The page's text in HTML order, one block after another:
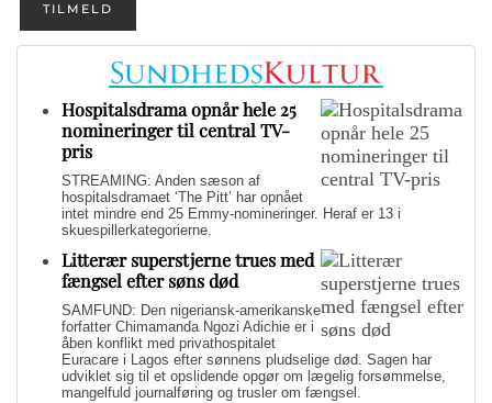
TILMELD
Hospitalsdrama opnår hele 25
nomineringer til central TV-
pris
STREAMING: Anden sæson af
hospitalsdramaet ‘The Pitt’ har opnået
intet mindre end 25 Emmy-nomineringer. Heraf er 13 i
skuespillerkategorierne.
Litterær superstjerne trues med
fængsel efter søns død
SAMFUND: Den nigeriansk-amerikanske
forfatter Chimamanda Ngozi Adichie er i
åben konflikt med privathospitalet
Euracare i Lagos efter sønnens pludselige død. Sagen har
udviklet sig til et opslidende opgør om lægelig forsømmelse,
mangelfuld journalføring og trusler om fængsel.